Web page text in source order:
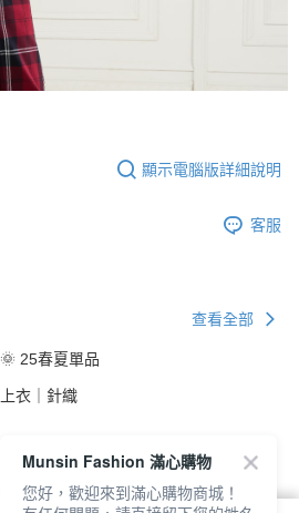
顯示電腦版詳細說明
客服
查看全部
🌞 25春夏單品
上衣｜針織
Munsin Fashion 滿心購物
您好，歡迎來到滿心購物商城！